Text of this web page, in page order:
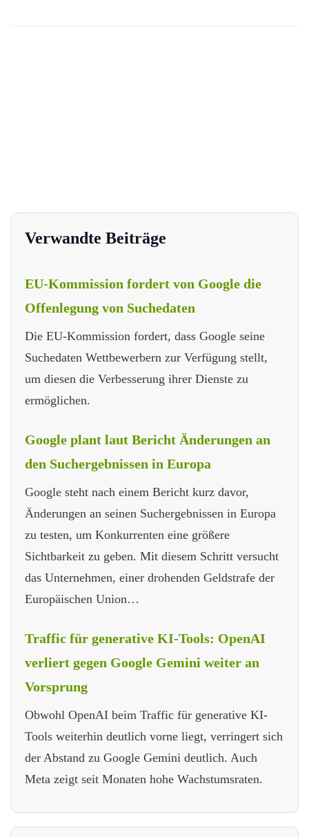
Verwandte Beiträge
EU-Kommission fordert von Google die
Offenlegung von Suchedaten
Die EU-Kommission fordert, dass Google seine
Suchedaten Wettbewerbern zur Verfügung stellt,
um diesen die Verbesserung ihrer Dienste zu
ermöglichen.
Google plant laut Bericht Änderungen an
den Suchergebnissen in Europa
Google steht nach einem Bericht kurz davor,
Änderungen an seinen Suchergebnissen in Europa
zu testen, um Konkurrenten eine größere
Sichtbarkeit zu geben. Mit diesem Schritt versucht
das Unternehmen, einer drohenden Geldstrafe der
Europäischen Union…
Traffic für generative KI-Tools: OpenAI
verliert gegen Google Gemini weiter an
Vorsprung
Obwohl OpenAI beim Traffic für generative KI-
Tools weiterhin deutlich vorne liegt, verringert sich
der Abstand zu Google Gemini deutlich. Auch
Meta zeigt seit Monaten hohe Wachstumsraten.